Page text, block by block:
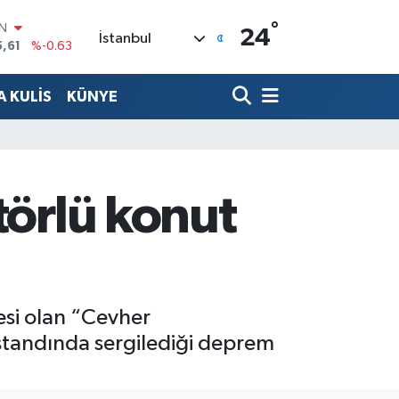
%0
%70
İstanbul 24°
KULİS KÜNYE
konut
olan “Cevher
standında sergilediği deprem